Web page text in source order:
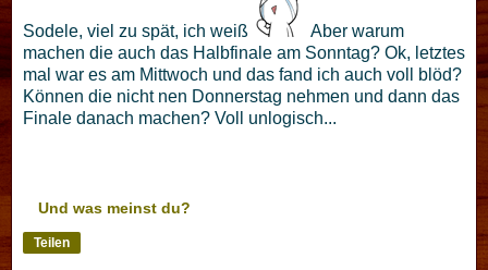
Sodele, viel zu spät, ich weiß
Aber warum
machen die auch das Halbfinale am Sonntag? Ok, letztes
mal war es am Mittwoch und das fand ich auch voll blöd?
Können die nicht nen Donnerstag nehmen und dann das
Finale danach machen? Voll unlogisch...
Und was meinst du?
Teilen